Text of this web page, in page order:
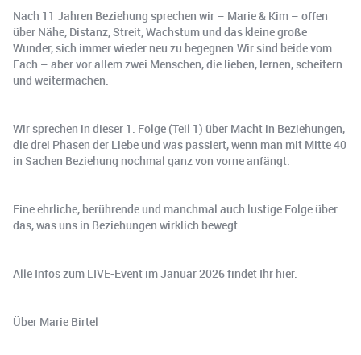
Nach 11 Jahren Beziehung sprechen wir – Marie & Kim – offen
über Nähe, Distanz, Streit, Wachstum und das kleine große
Wunder, sich immer wieder neu zu begegnen.Wir sind beide vom
Fach – aber vor allem zwei Menschen, die lieben, lernen, scheitern
und weitermachen.
Wir sprechen in dieser 1. Folge (Teil 1) über Macht in Beziehungen,
die drei Phasen der Liebe und was passiert, wenn man mit Mitte 40
in Sachen Beziehung nochmal ganz von vorne anfängt.
Eine ehrliche, berührende und manchmal auch lustige Folge über
das, was uns in Beziehungen wirklich bewegt.
Alle Infos zum LIVE-Event im Januar 2026 findet Ihr hier.
Über Marie Birtel